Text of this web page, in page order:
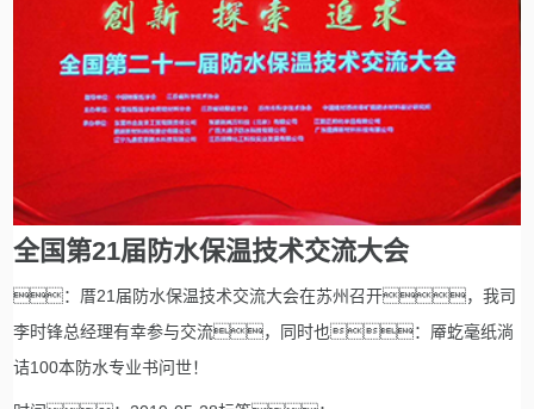
全国第21届防水保温技术交流大会
：厝21届防水保温技术交流大会在苏州召开，我司
李时锋总经理有幸参与交流，同时也：厣虼毫纸淌
诘100本防水专业书问世！